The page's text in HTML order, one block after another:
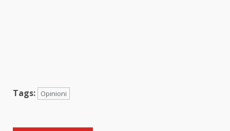
Tags: Opinioni